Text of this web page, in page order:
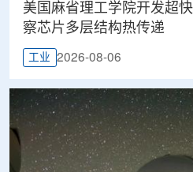
美国麻省理工学院开发超
察芯片多层结构热传递
工业 2026-08-06